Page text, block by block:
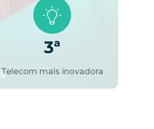
3ª
Telecom mais inovadora